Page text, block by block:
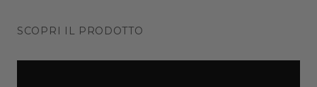
SCOPRI IL PRODOTTO